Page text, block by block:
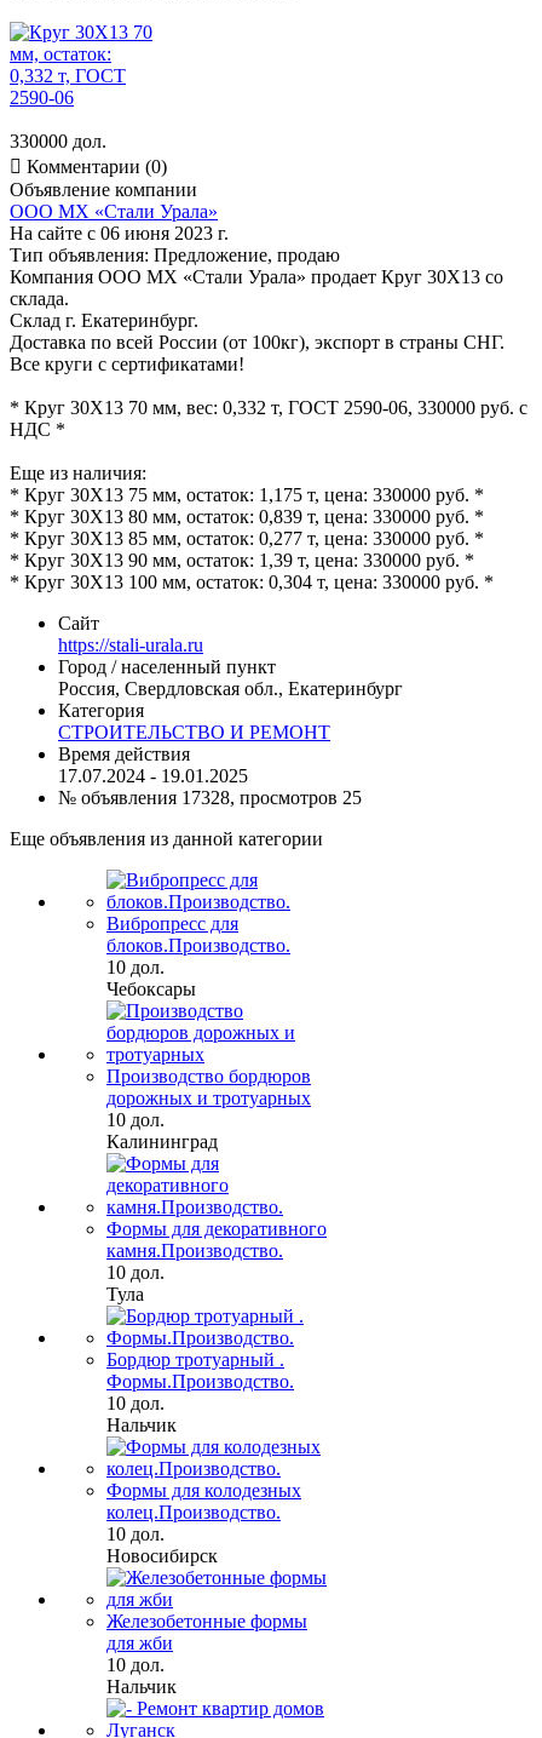
330000 дол.
 Комментарии (0)
Объявление компании
ООО МХ «Стали Урала»
На сайте с 06 июня 2023 г.
Тип объявления: Предложение, продаю
Компания ООО МХ «Стали Урала» продает Круг 30Х13 со
склада.
Склад г. Екатеринбург.
Доставка по всей России (от 100кг), экспорт в страны СНГ.
Все круги с сертификатами!
* Круг 30Х13 70 мм, вес: 0,332 т, ГОСТ 2590-06, 330000 руб. с
НДС *
Еще из наличия:
* Круг 30Х13 75 мм, остаток: 1,175 т, цена: 330000 руб. *
* Круг 30Х13 80 мм, остаток: 0,839 т, цена: 330000 руб. *
* Круг 30Х13 85 мм, остаток: 0,277 т, цена: 330000 руб. *
* Круг 30Х13 90 мм, остаток: 1,39 т, цена: 330000 руб. *
* Круг 30Х13 100 мм, остаток: 0,304 т, цена: 330000 руб. *
Сайт
https://stali-urala.ru
Город / населенный пункт
Россия, Свердловская обл., Екатеринбург
Категория
СТРОИТЕЛЬСТВО И РЕМОНТ
Время действия
17.07.2024 - 19.01.2025
№ объявления 17328, просмотров 25
Еще объявления из данной категории
Вибропресс для
блоков.Производство.
10 дол.
Чебоксары
Производство бордюров
дорожных и тротуарных
10 дол.
Калининград
Формы для декоративного
камня.Производство.
10 дол.
Тула
Бордюр тротуарный .
Формы.Производство.
10 дол.
Нальчик
Формы для колодезных
колец.Производство.
10 дол.
Новосибирск
Железобетонные формы
для жби
10 дол.
Нальчик